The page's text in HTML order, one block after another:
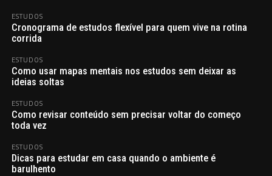
ESTUDOS
Cronograma de estudos flexível para quem vive na rotina
corrida
ESTUDOS
Como usar mapas mentais nos estudos sem deixar as
ideias soltas
ESTUDOS
Como revisar conteúdo sem precisar voltar do começo
toda vez
ESTUDOS
Dicas para estudar em casa quando o ambiente é
barulhento